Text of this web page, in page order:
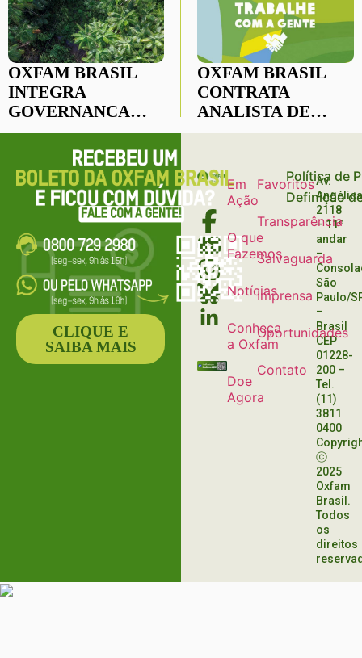
OXFAM BRASIL
INTEGRA
GOVERNANÇA
CLIMÁTICA
NACIONAL EM
ESPAÇO
ESTRATÉGICO
OXFAM BRASIL
INTEGRA
GOVERNANÇA
CLIMÁTICA
NACIONAL EM
ESPAÇO
ESTRATÉGICO
OXFAM BRASIL
CONTRATA
ANALISTA DE
FINANÇAS PLENO
Em
Ação
O que
Fazemos
Notícias
Conheça
a Oxfam
Doe
Agora
Favoritos
Transparência
Salvaguarda
Imprensa
Oportunidades
Contato
Política de
Definição
Av.
2118
– 11º
andar
–
São
Paulo/
–
Brasil
CEP
01228-
200 –
Tel.
(11)
3811
0400
ⓒ
2025
Oxfam
Brasil.
Todos
os
direitos
CLIQUE E
SAIBA MAIS